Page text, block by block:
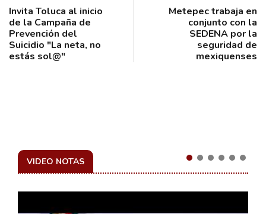
Invita Toluca al inicio
de la Campaña de
Prevención del
Suicidio "La neta, no
estás sol@"
Metepec trabaja en
conjunto con la
SEDENA por la
seguridad de
mexiquenses
VIDEO NOTAS